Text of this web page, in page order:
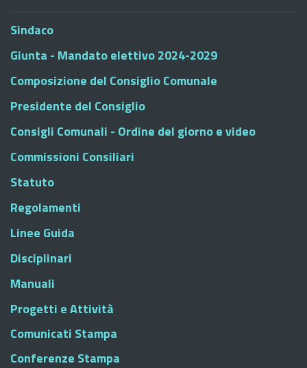
Sindaco
Giunta - Mandato elettivo 2024-2029
Composizione del Consiglio Comunale
Presidente del Consiglio
Consigli Comunali - Ordine del giorno e video
Commissioni Consiliari
Statuto
Regolamenti
Linee Guida
Disciplinari
Manuali
Progetti e Attività
Comunicati Stampa
Conferenze Stampa